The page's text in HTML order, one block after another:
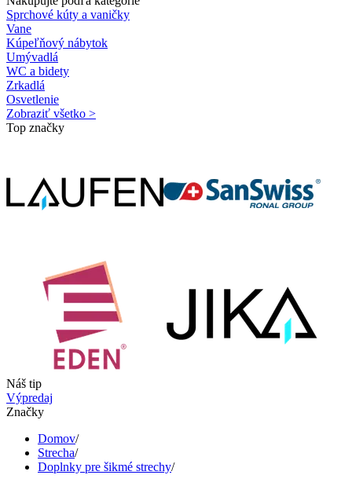
Sprchové kúty a vaničky
Vane
Kúpeľňový nábytok
Umývadlá
WC a bidety
Zrkadlá
Osvetlenie
Zobraziť všetko >
Top značky
Náš tip
Výpredaj
Značky
Domov/
Strecha/
Doplnky pre šikmé strechy/